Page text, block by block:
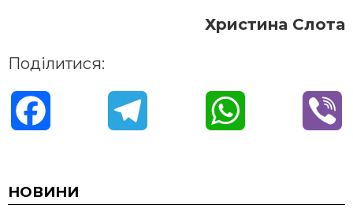
Христина Слота
Поділитися:
c
НОВИНИ